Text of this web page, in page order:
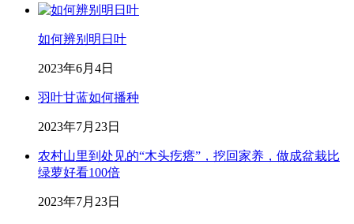
如何辨别明日叶
2023年6月4日
羽叶甘蓝如何播种
2023年7月23日
农村山里到处见的“木头疙瘩”，挖回家养，做成盆栽比
绿萝好看100倍
2023年7月23日